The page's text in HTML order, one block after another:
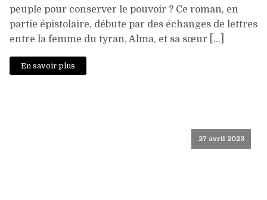
peuple pour conserver le pouvoir ? Ce roman, en
partie épistolaire, débute par des échanges de lettres
entre la femme du tyran, Alma, et sa sœur […]
En savoir plus
27 avril 2023